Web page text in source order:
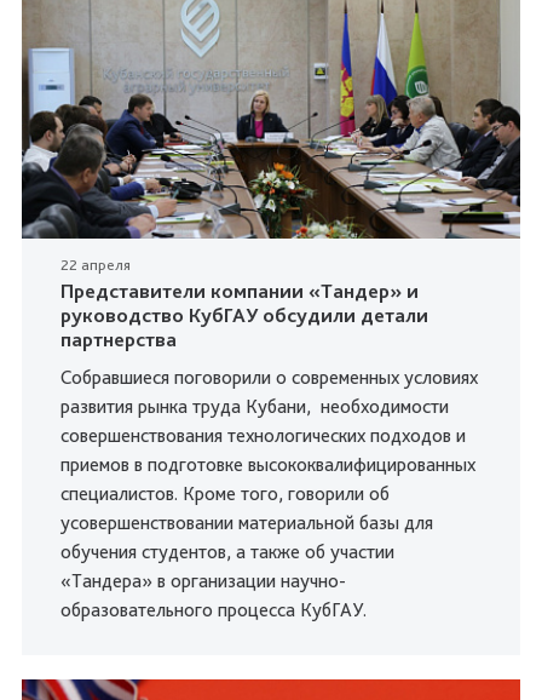
22 апреля
Представители компании «Тандер» и
руководство КубГАУ обсудили детали
партнерства
Собравшиеся поговорили о современных условиях
развития рынка труда Кубани, необходимости
совершенствования технологических подходов и
приемов в подготовке высококвалифицированных
специалистов. Кроме того, говорили об
усовершенствовании материальной базы для
обучения студентов, а также об участии
«Тандера» в организации научно-
образовательного процесса КубГАУ.